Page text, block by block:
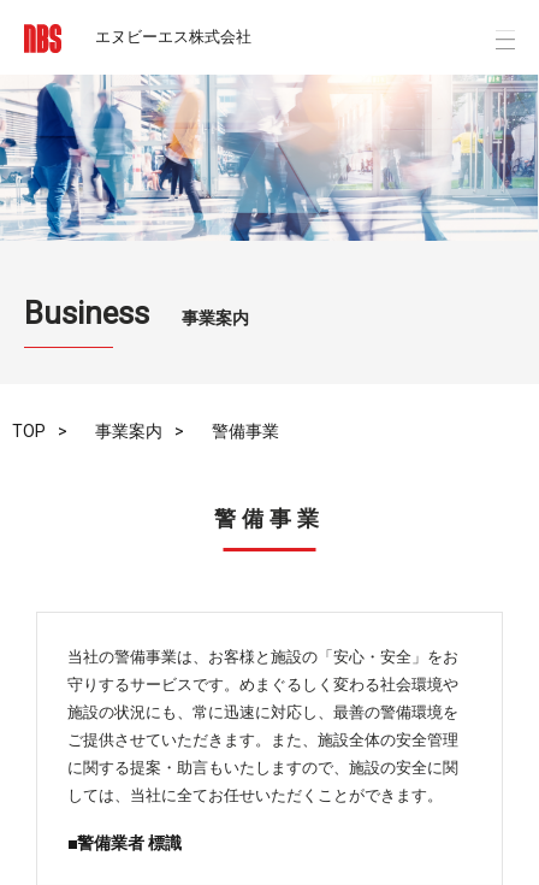
エヌビーエス株式会社
Business 事業案内
TOP 事業案内 警備事業
警備事業
当社の警備事業は、お客様と施設の「安心・安全」をお
守りするサービスです。めまぐるしく変わる社会環境や
施設の状況にも、常に迅速に対応し、最善の警備環境を
ご提供させていただきます。また、施設全体の安全管理
に関する提案・助言もいたしますので、施設の安全に関
しては、当社に全てお任せいただくことができます。
■警備業者 標識